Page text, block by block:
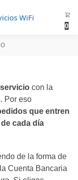
0
con la
Por eso
que entren
cada día
de la forma de
Cuenta Bancaria